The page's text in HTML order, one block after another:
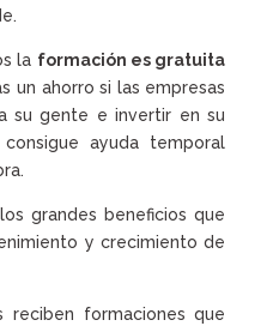
la formación es gratuita
un ahorro si las empresas
su gente e invertir en su
ayuda temporal
grandes beneficios que
y crecimiento de
reciben formaciones que